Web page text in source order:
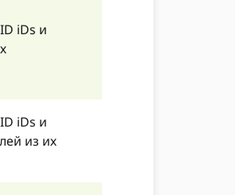
iDs и
iDs и
из их